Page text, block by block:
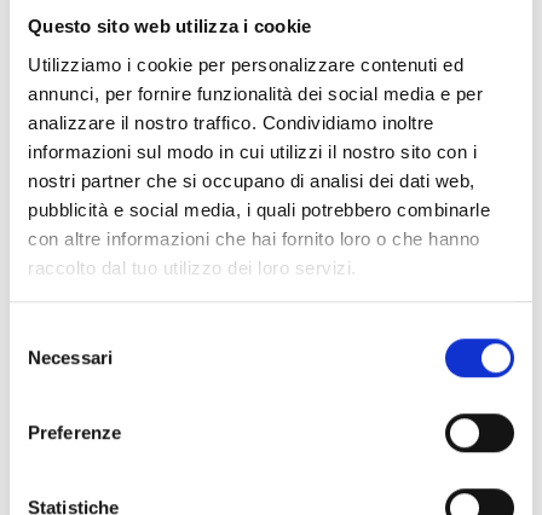
Questo sito web utilizza i cookie
Utilizziamo i cookie per personalizzare contenuti ed
annunci, per fornire funzionalità dei social media e per
analizzare il nostro traffico. Condividiamo inoltre
informazioni sul modo in cui utilizzi il nostro sito con i
nostri partner che si occupano di analisi dei dati web,
pubblicità e social media, i quali potrebbero combinarle
con altre informazioni che hai fornito loro o che hanno
raccolto dal tuo utilizzo dei loro servizi.
delNecessari
Preferenze
Statistiche
Accessoires pour socles EB00 - Matériaux (47)
Accessoires pour les tests des détecteurs -
Matériaux(6)
Accessoires pour détecteurs Enea - Matériaux (35)
Accessoires Senseware
Accessoires de la série Industrial - Matériaux(17)
Tout sélectionner
marqués par une icône lock